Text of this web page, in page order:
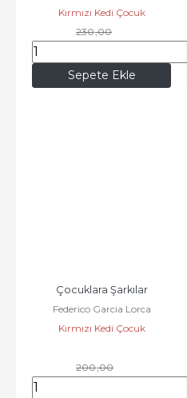
Sepete Ekle
Kırmızı Kedi Çocuk
230,00
197,80
Çocuklara Şarkılar
Federico Garcia Lorca
Kırmızı Kedi Çocuk
200,00
172,00